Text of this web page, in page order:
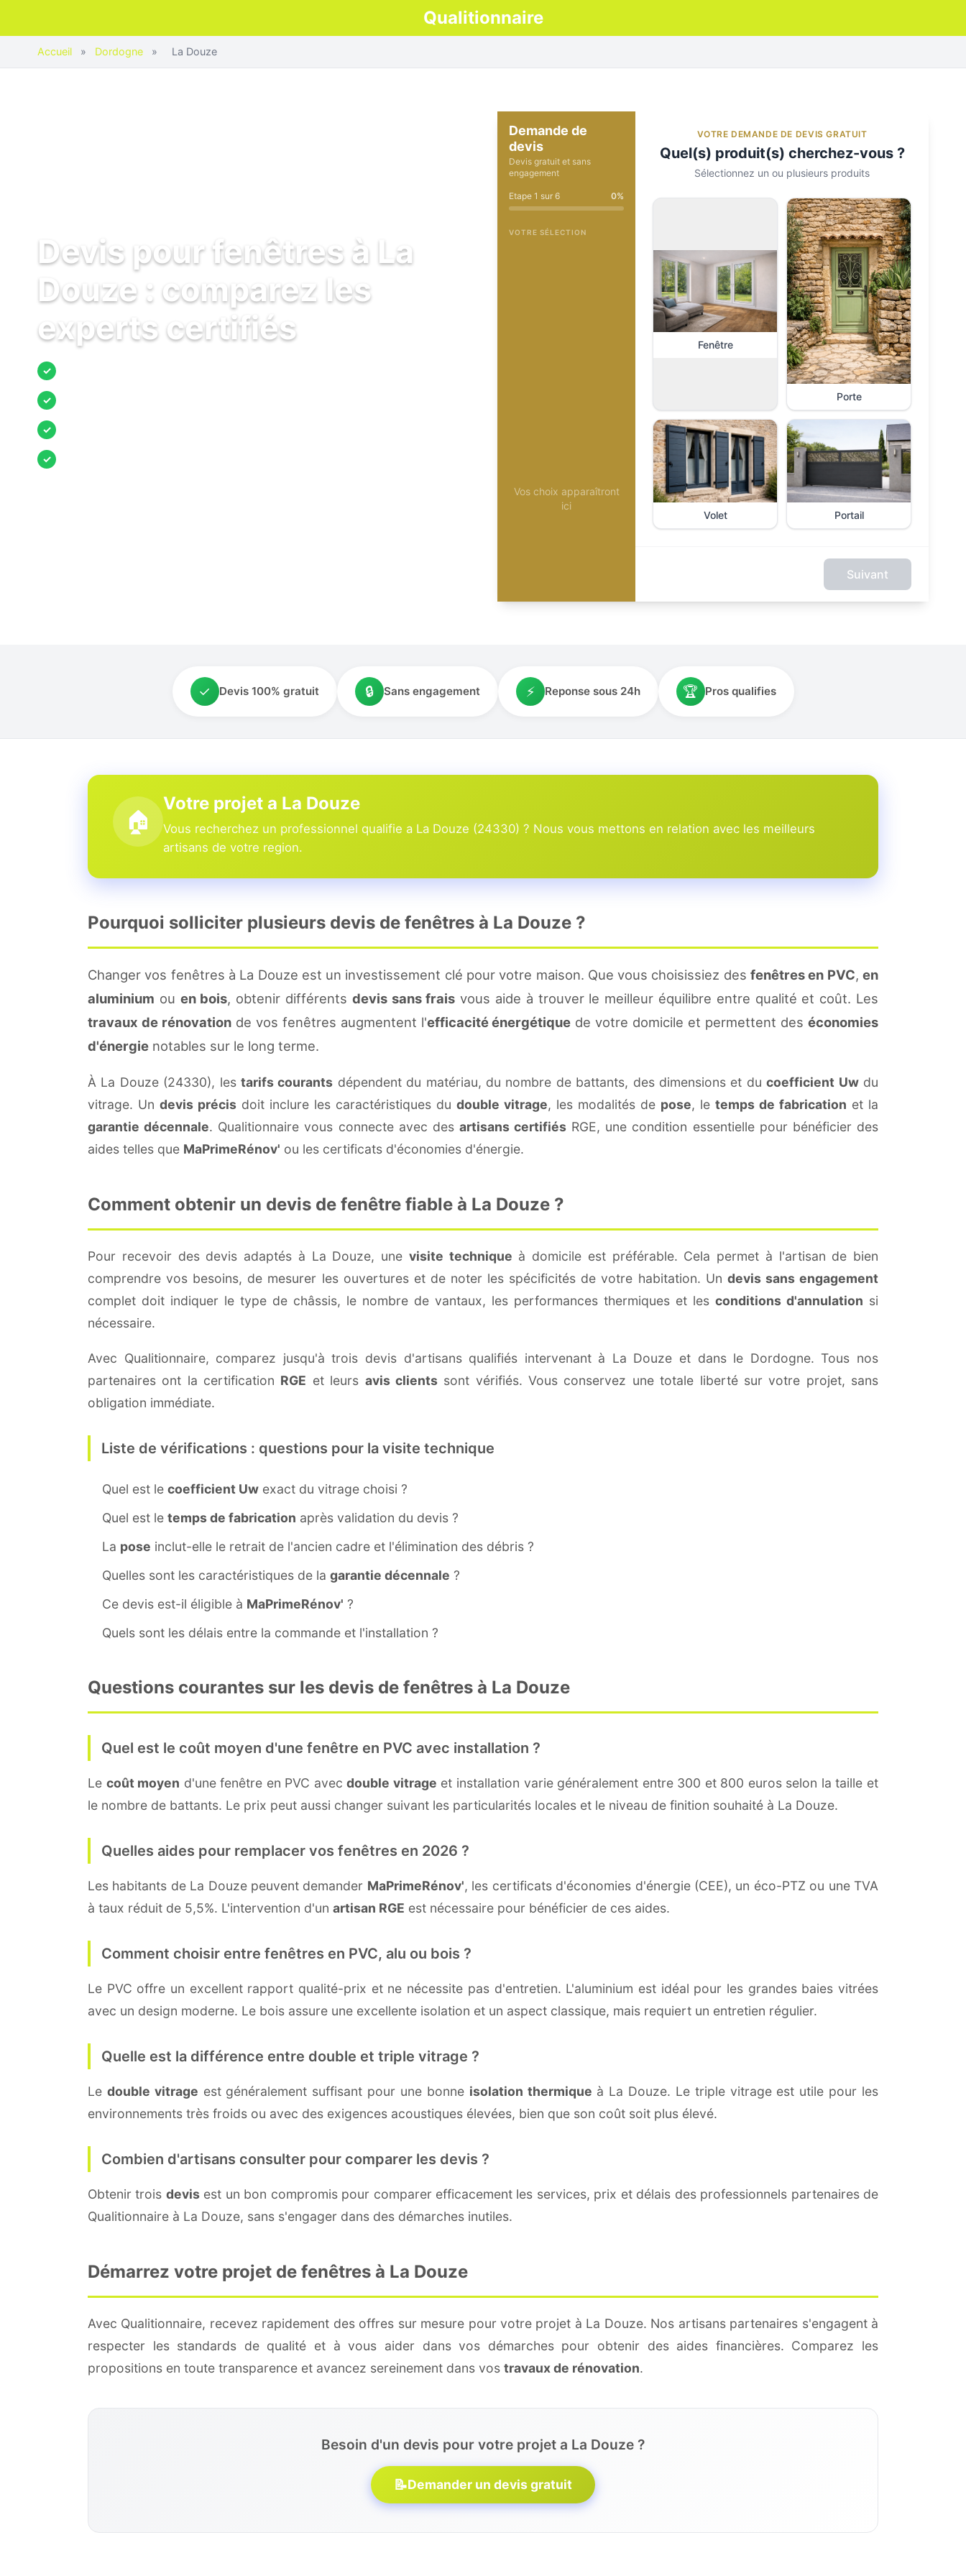
Qualitionnaire
Accueil » Dordogne » La Douze
Devis pour fenêtres à La
Douze : comparez les
experts certifiés
✓
✓
✓
✓
Demande de
devis
Devis gratuit et sans
engagement
Etape 1 sur 6 0%
VOTRE SÉLECTION
Vos choix apparaîtront
ici
VOTRE DEMANDE DE DEVIS GRATUIT
Quel(s) produit(s) cherchez-vous ?
Sélectionnez un ou plusieurs produits
Fenêtre
Porte
Volet Portail
Suivant
✓ Devis 100% gratuit 🔒 Sans engagement ⚡ Reponse sous 24h 🏆 Pros qualifies
🏠
Votre projet a La Douze
Vous recherchez un professionnel qualifie a La Douze (24330) ? Nous vous mettons en relation avec les meilleurs
artisans de votre region.
Pourquoi solliciter plusieurs devis de fenêtres à La Douze ?
Changer vos fenêtres à La Douze est un investissement clé pour votre maison. Que vous choisissiez desfenêtres en PVC,en
aluminium ou en bois, obtenir différents devis sans frais vous aide à trouver le meilleur équilibre entre qualité et coût. Les
travaux de rénovationde vos fenêtres augmentent l'efficacité énergétique de votre domicile et permettent deséconomies
d'énergie notables sur le long terme.
À La Douze (24330), les tarifs courants dépendent du matériau, du nombre de battants, des dimensions et ducoefficient Uwdu
vitrage. Un devis précis doit inclure les caractéristiques du double vitrage, les modalités de pose, le temps de fabrication et la
garantie décennale. Qualitionnaire vous connecte avec des artisans certifiés RGE, une condition essentielle pour bénéficier des
aides telles que MaPrimeRénov' ou les certificats d'économies d'énergie.
Comment obtenir un devis de fenêtre fiable à La Douze ?
Pour recevoir des devis adaptés à La Douze, une visite technique à domicile est préférable. Cela permet à l'artisan de bien
comprendre vos besoins, de mesurer les ouvertures et de noter les spécificités de votre habitation. Un devis sans engagement
complet doit indiquer le type de châssis, le nombre de vantaux, les performances thermiques et les conditions d'annulation si
nécessaire.
Avec Qualitionnaire, comparez jusqu'à trois devis d'artisans qualifiés intervenant à La Douze et dans le Dordogne. Tous nos
partenaires ont la certification RGE et leurs avis clientssont vérifiés. Vous conservez une totale liberté sur votre projet, sans
obligation immédiate.
Liste de vérifications : questions pour la visite technique
Quel est le coefficient Uw exact du vitrage choisi ?
Quel est le temps de fabrication après validation du devis ?
La pose inclut-elle le retrait de l'ancien cadre et l'élimination des débris ?
Quelles sont les caractéristiques de la garantie décennale ?
Ce devis est-il éligible à MaPrimeRénov' ?
Quels sont les délais entre la commande et l'installation ?
Questions courantes sur les devis de fenêtres à La Douze
Quel est le coût moyen d'une fenêtre en PVC avec installation ?
Le coût moyen d'une fenêtre en PVC avecdouble vitrage et installation varie généralement entre 300 et 800 euros selon la taille et
le nombre de battants. Le prix peut aussi changer suivant les particularités locales et le niveau de finition souhaité à La Douze.
Quelles aides pour remplacer vos fenêtres en 2026 ?
Les habitants de La Douze peuvent demander MaPrimeRénov', les certificats d'économies d'énergie (CEE), un éco-PTZ ou une TVA
à taux réduit de 5,5%. L'intervention d'un artisan RGE est nécessaire pour bénéficier de ces aides.
Comment choisir entre fenêtres en PVC, alu ou bois ?
Le PVC offre un excellent rapport qualité-prix et ne nécessite pas d'entretien. L'aluminium est idéal pour les grandes baies vitrées
avec un design moderne. Le bois assure une excellente isolation et un aspect classique, mais requiert un entretien régulier.
Quelle est la différence entre double et triple vitrage ?
Le double vitrage est généralement suffisant pour une bonne isolation thermique à La Douze. Le triple vitrage est utile pour les
environnements très froids ou avec des exigences acoustiques élevées, bien que son coût soit plus élevé.
Combien d'artisans consulter pour comparer les devis ?
Obtenir trois devisest un bon compromis pour comparer efficacement les services, prix et délais des professionnels partenaires de
Qualitionnaire à La Douze, sans s'engager dans des démarches inutiles.
Démarrez votre projet de fenêtres à La Douze
Avec Qualitionnaire, recevez rapidement des offres sur mesure pour votre projet à La Douze. Nos artisans partenaires s'engagent à
respecter les standards de qualité et à vous aider dans vos démarches pour obtenir des aides financières. Comparez les
propositions en toute transparence et avancez sereinement dans vos travaux de rénovation.
Besoin d'un devis pour votre projet a La Douze ?
📝Demander un devis gratuit